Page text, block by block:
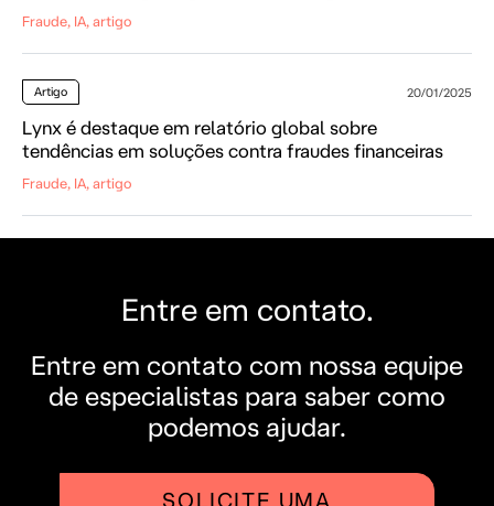
Fraude, IA, artigo
Artigo 20/01/2025
Lynx é destaque em relatório global sobre
tendências em soluções contra fraudes financeiras
Fraude, IA, artigo
Entre em contato.
Entre em contato com nossa equipe
de especialistas para saber como
podemos ajudar.
SOLICITE UMA